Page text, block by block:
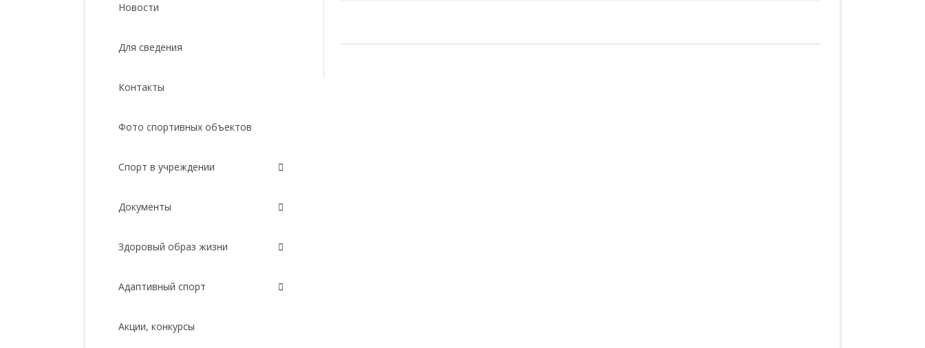
Новости
Для сведения
Контакты
Фото спортивных объектов
Спорт в учреждении
Документы
Здоровый образ жизни
Адаптивный спорт
Акции, конкурсы